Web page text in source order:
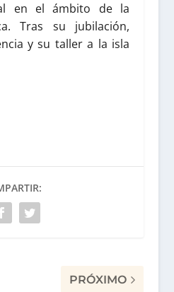
en el ámbito de la
Tras su jubilación,
y su taller a la isla
PRÓXIMO